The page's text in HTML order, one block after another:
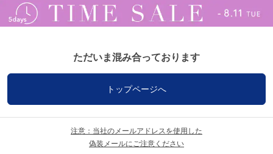
ただいま混み合っております
トップページへ
注意：当社のメールアドレスを使用した
偽装メールにご注意ください